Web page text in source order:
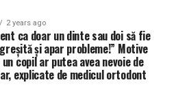
2 years ago
ca doar un dinte sau doi să fie
și apar probleme!” Motive
copil ar putea avea nevoie de
explicate de medicul ortodont